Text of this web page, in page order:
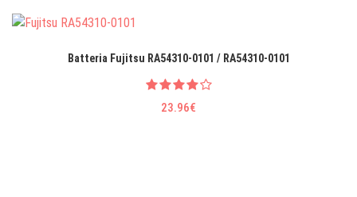
Batteria Fujitsu RA54310-0101 / RA54310-0101
23.96€